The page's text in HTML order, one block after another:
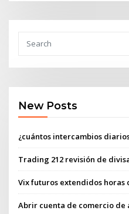
New Posts
¿cuántos intercambios
Trading 212 revisión de
Vix futuros extendidos horas
Abrir cuenta de comercio de